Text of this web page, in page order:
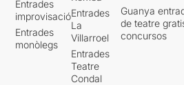
Entrades
improvisació
Entrades
monòlegs
Entrades
La
Villarroel
Entrades
Teatre
Condal
Guanya
de teatre
concursos